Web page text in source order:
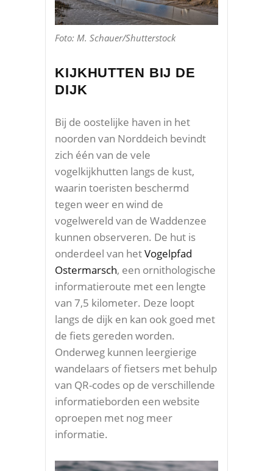
Foto: M. Schauer/Shutterstock
KIJKHUTTEN BIJ DE
DIJK
Bij de oostelijke haven in het
noorden van Norddeich bevindt
zich één van de vele
vogelkijkhutten langs de kust,
waarin toeristen beschermd
tegen weer en wind de
vogelwereld van de Waddenzee
kunnen observeren. De hut is
onderdeel van hetVogelpfad
Ostermarsch, een ornithologische
informatieroute met een lengte
van 7,5 kilometer. Deze loopt
langs de dijk en kan ook goed met
de fiets gereden worden.
Onderweg kunnen leergierige
wandelaars of fietsers met behulp
van QR-codes op de verschillende
informatieborden een website
oproepen met nog meer
informatie.